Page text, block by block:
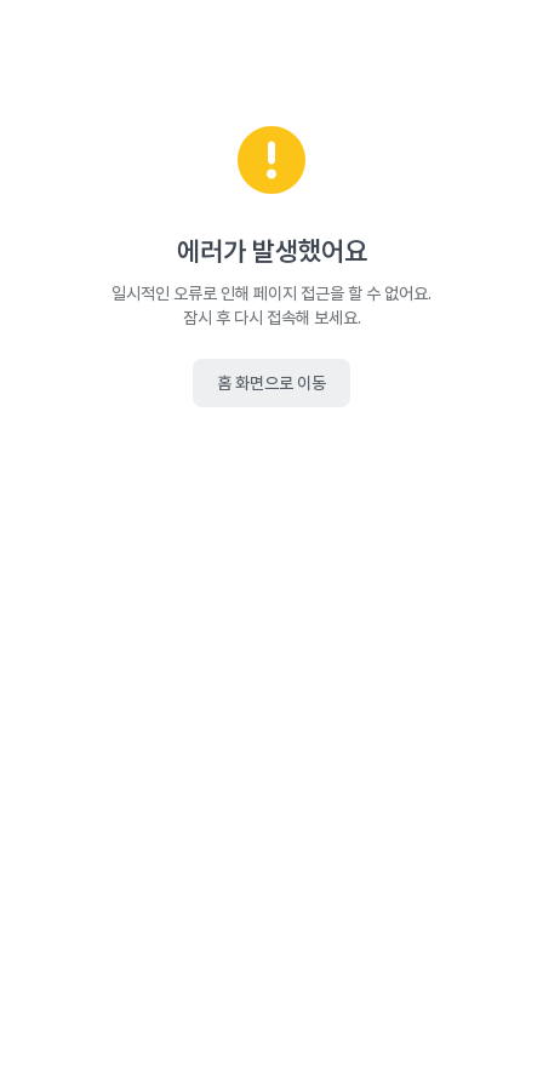
에러가 발생했어요
일시적인 오류로 인해 페이지 접근을 할 수 없어요.
잠시 후 다시 접속해 보세요.
홈 화면으로 이동